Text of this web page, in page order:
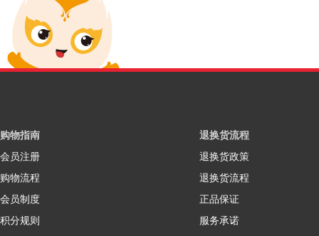
购物指南
会员注册
购物流程
会员制度
积分规则
退换货流程
退换货政策
退换货流程
正品保证
服务承诺